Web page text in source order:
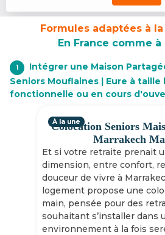
Formules adaptées à
En France comme
1
Intégrer une Maison
Seniors Mouflaines | Eure à taille
fonctionnelle ou en cours
Colocation Seniors
Marrakech
Et si votre retraite prenait
dimension, entre confort,
douceur de vivre à
logement propose une
main, pensée pour des
souhaitant s’installer dans
environnement à la fois
À la une